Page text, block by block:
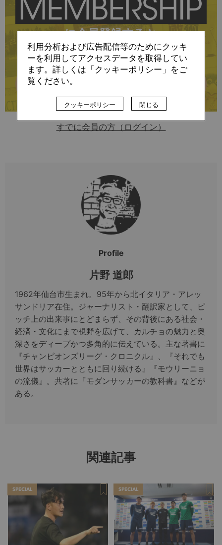
に会員登録すると
お読みいただけます
すでに会員の方（ログイン）
Profile
片野 道郎
1962年仙台市生まれ。95年から北イタリア・アレッ
サンドリア在住。ジャーナリスト・翻訳家として、ピ
ッチ上の出来事にとどまらず、その背後にある社会・
経済・文化にまで視野を広げて、カルチョの魅力と奥
深さをディープかつ多角的に伝えている。主な著書に
『チャンピオンズリーグ・クロニクル』、『それでも
世界はサッカーとともに回り続ける』『モウリーニョ
の流儀』。共著に『モダンサッカーの教科書』などが
ある。
関連記事
SPECIAL SPECIAL
利用分析および広告配信等のためにクッキ
ーを利用してアクセスデータを取得してい
ます。詳しくは「クッキーポリシー」をご
覧ください。
クッキーポリシー 閉じる